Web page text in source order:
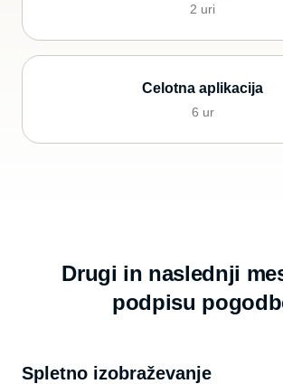
2 uri
Celotna aplikacija
6 ur
Drugi in naslednji
podpisu
Spletno izobraževanje